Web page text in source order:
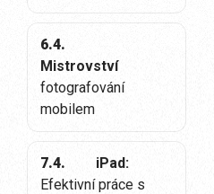
6.4.
Mistrovství
fotografování
mobilem
7.4.
iPad:
Efektivní práce s